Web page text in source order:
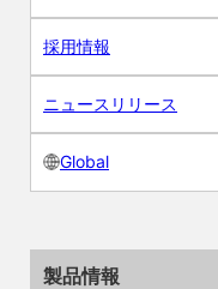
採用情報
ニュースリリース
Global
製品情報